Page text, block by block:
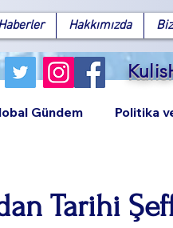
Hakkımızda
Gündem Politika
Tarihi